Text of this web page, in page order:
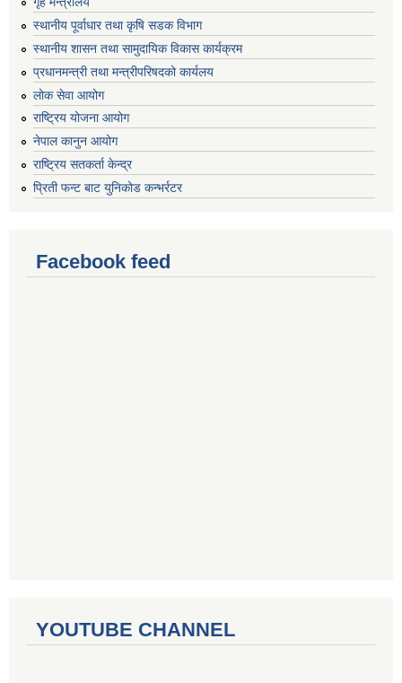
स्थानीय पूर्वाधार तथा कृषि सडक विभाग
स्थानीय शासन तथा सामुदायिक विकास कार्यक्रम
प्रधानमन्त्री तथा मन्त्रीपरिषदको कार्यलय
लोक सेवा आयोग
राष्ट्रिय योजना आयोग
नेपाल कानुन आयोग
राष्ट्रिय सतकर्ता केन्द्र
प्रिती फन्ट बाट युनिकोड कन्भर्रटर
Facebook feed
YOUTUBE CHANNEL